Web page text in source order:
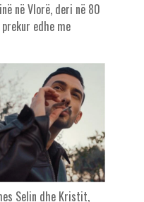
në Vlorë, deri në 80
edhe me
Selin dhe Kristit,